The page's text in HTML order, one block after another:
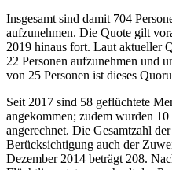
Insgesamt sind damit 704
aufzunehmen. Die Quote gilt
2019 hinaus fort. Laut aktueller
22 Personen aufzunehmen und
von 25 Personen ist dieses
Seit 2017 sind 58 geflüchtete
angekommen; zudem wurden
angerechnet. Die Gesamtzahl
Berücksichtigung auch der
Dezember 2014 beträgt 208.